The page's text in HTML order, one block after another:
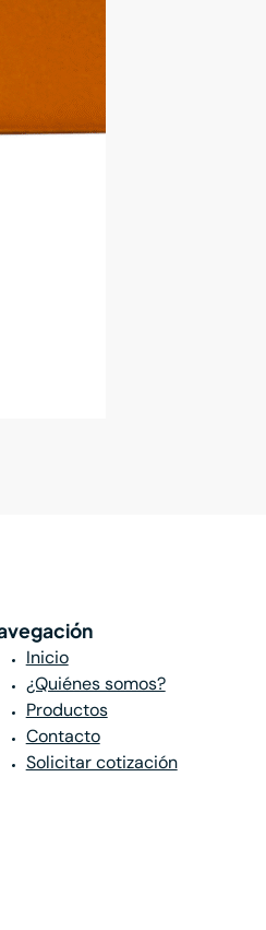
Inicio
¿Quiénes somos?
Productos
Contacto
Solicitar cotización